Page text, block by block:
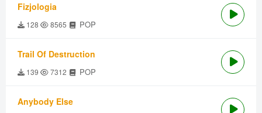
Fizjologia
128 8565 POP
Trail Of Destruction
139 7312 POP
Anybody Else